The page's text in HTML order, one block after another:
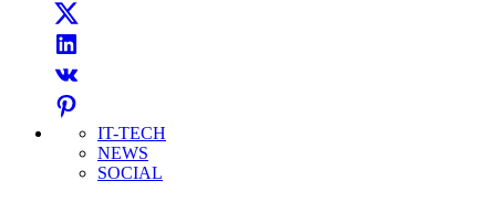
IT-TECH
NEWS
SOCIAL